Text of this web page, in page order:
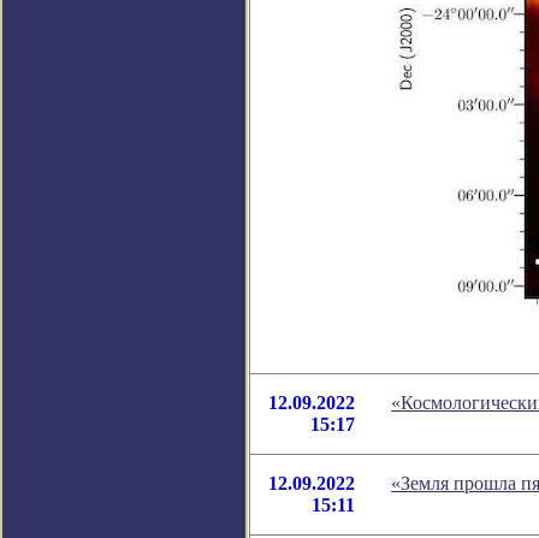
12.09.2022
15:17
12.09.2022
15:11
«Земля прошла